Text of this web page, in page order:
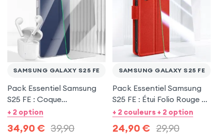
SAMSUNG GALAXY S25 FE
Pack Essentiel Samsung
S25 FE : Coque
Transparente +
Écouteurs sans fil
+ 2 option
34,90 € 39,90
SAMSUNG GALAXY S25 FE
Pack Essentiel Samsung
S25 FE : Étui Folio Rouge +
Protection écran
+ 2 couleurs + 2 option
24,90 € 29,90